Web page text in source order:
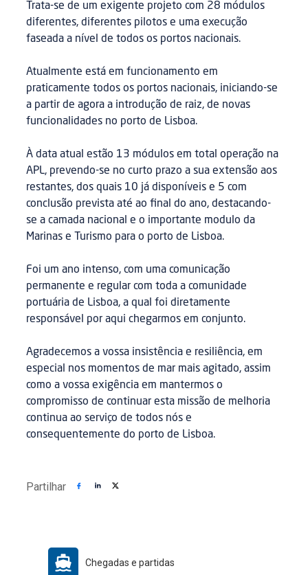
Trata-se de um exigente projeto com 28 módulos
diferentes, diferentes pilotos e uma execução
faseada a nível de todos os portos nacionais.
Atualmente está em funcionamento em
praticamente todos os portos nacionais, iniciando-se
a partir de agora a introdução de raiz, de novas
funcionalidades no porto de Lisboa.
À data atual estão 13 módulos em total operação na
APL, prevendo-se no curto prazo a sua extensão aos
restantes, dos quais 10 já disponíveis e 5 com
conclusão prevista até ao final do ano, destacando-
se a camada nacional e o importante modulo da
Marinas e Turismo para o porto de Lisboa.
Foi um ano intenso, com uma comunicação
permanente e regular com toda a comunidade
portuária de Lisboa, a qual foi diretamente
responsável por aqui chegarmos em conjunto.
Agradecemos a vossa insistência e resiliência, em
especial nos momentos de mar mais agitado, assim
como a vossa exigência em mantermos o
compromisso de continuar esta missão de melhoria
continua ao serviço de todos nós e
consequentemente do porto de Lisboa.
Partilhar
Chegadas e partidas